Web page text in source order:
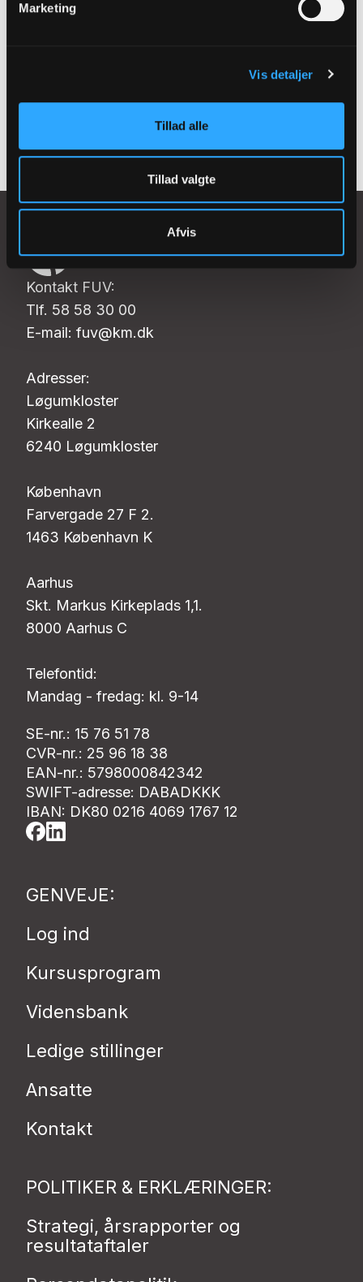
Marketing
Vis detaljer
Tillad alle
Tillad valgte
Afvis
nyhedsbrev
Tilmeld
Kontakt FUV:
Tlf. 58 58 30 00
E-mail: fuv@km.dk
Adresser:
Løgumkloster
Kirkealle 2
6240 Løgumkloster
København
Farvergade 27 F 2.
1463 København K
Aarhus
Skt. Markus Kirkeplads 1,1.
8000 Aarhus C
Telefontid:
Mandag - fredag: kl. 9-14
SE-nr.: 15 76 51 78
CVR-nr.: 25 96 18 38
EAN-nr.: 5798000842342
SWIFT-adresse: DABADKKK
IBAN: DK80 0216 4069 1767 12
GENVEJE:
Log ind
Kursusprogram
Vidensbank
Ledige stillinger
Ansatte
Kontakt
POLITIKER & ERKLÆRINGER:
Strategi, årsrapporter og
resultataftaler